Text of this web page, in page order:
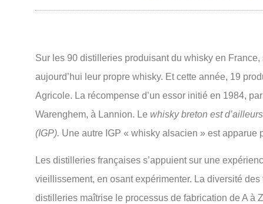
Sur les 90 distilleries produisant du whisky en
aujourd’hui leur propre whisky. Et cette année, 19
Agricole. La récompense d’un essor initié en 1984,
Warenghem, à Lannion. Le whisky breton est
(IGP). Une autre IGP « whisky alsacien » est apparue
Les distilleries françaises s’appuient sur une
vieillissement, en osant expérimenter. La diversité
distilleries maîtrise le processus de fabrication de A à